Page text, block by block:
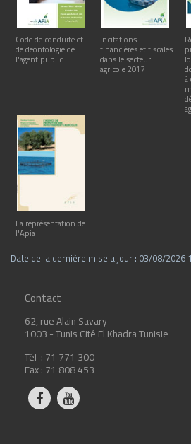
Code de conduite et
de deontologie de
l'agent public
Incitations
financières et fiscales
dans le secteur
agricole 2017
La représentation de
l'Apia
Date de la dernière mise a jour : 03/08/2026
Contact
62, rue Alain Savary
1003 - Tunis Cité El Khadra Tunisie
Tél : 71 771 300
Fax : 71 808 453